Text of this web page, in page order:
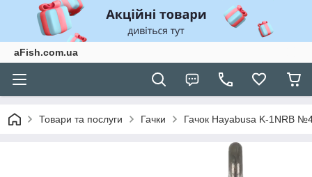
aFish.com.ua
Товари та послуги Гачки Гачок Hayabusa K-1NRB